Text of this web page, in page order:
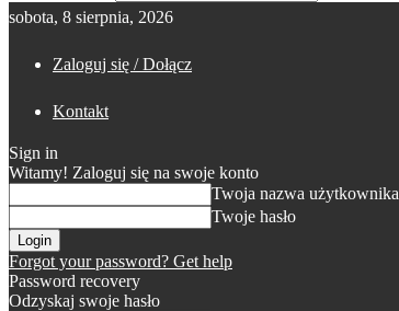
sobota, 8 sierpnia, 2026
Zaloguj się / Dołącz
Kontakt
Sign in
Witamy! Zaloguj się na swoje konto
Twoja nazwa użytkownika
Twoje hasło
Forgot your password? Get help
Password recovery
Odzyskaj swoje hasło